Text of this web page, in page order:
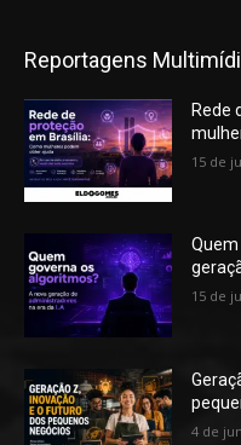
Reportagens
Rede
15 de
15 de
4 de